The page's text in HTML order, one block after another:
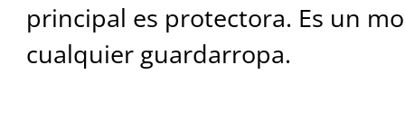
principal es protectora. Es un
cualquier guardarropa.